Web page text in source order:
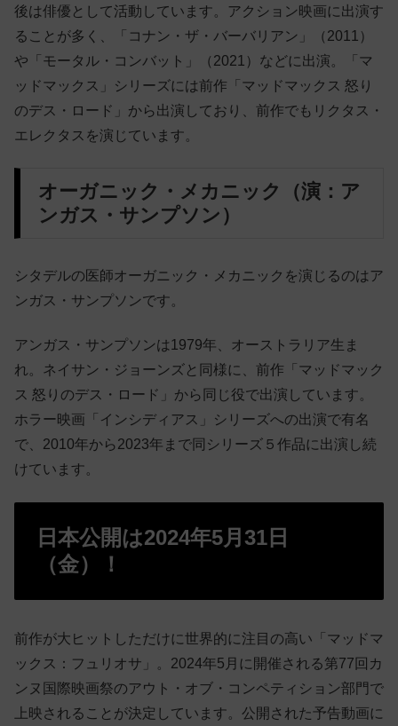
後は俳優として活動しています。アクション映画に出演す
ることが多く、「コナン・ザ・バーバリアン」（2011）
や「モータル・コンバット」（2021）などに出演。「マ
ッドマックス」シリーズには前作「マッドマックス 怒り
のデス・ロード」から出演しており、前作でもリクタス・
エレクタスを演じています。
オーガニック・メカニック（演：ア
ンガス・サンプソン）
シタデルの医師オーガニック・メカニックを演じるのはア
ンガス・サンプソンです。
アンガス・サンプソンは1979年、オーストラリア生ま
れ。ネイサン・ジョーンズと同様に、前作「マッドマック
ス 怒りのデス・ロード」から同じ役で出演しています。
ホラー映画「インシディアス」シリーズへの出演で有名
で、2010年から2023年まで同シリーズ５作品に出演し続
けています。
日本公開は2024年5月31日
（金）！
前作が大ヒットしただけに世界的に注目の高い「マッドマ
ックス：フュリオサ」。2024年5月に開催される第77回カ
ンヌ国際映画祭のアウト・オブ・コンペティション部門で
上映されることが決定しています。公開された予告動画に